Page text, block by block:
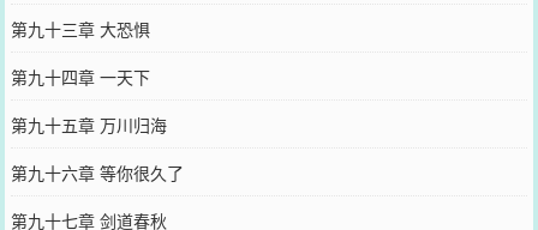
第九十三章 大恐惧
第九十四章 一天下
第九十五章 万川归海
第九十六章 等你很久了
第九十七章 剑道春秋